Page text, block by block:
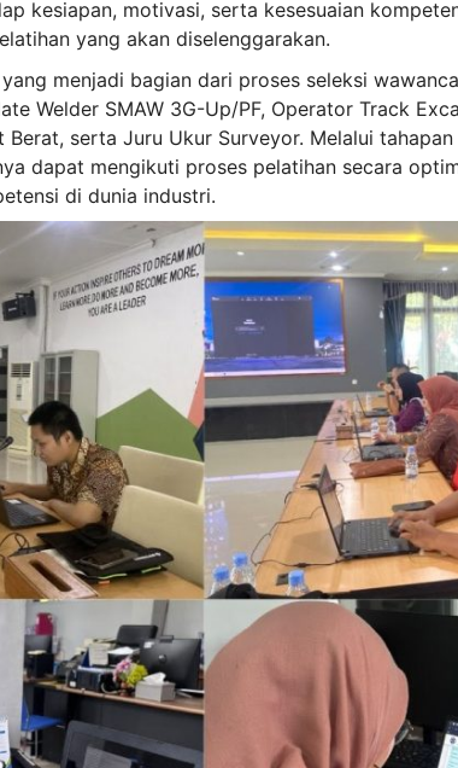
kesiapan, motivasi, serta kesesuaian
yang akan diselenggarakan.
menjadi bagian dari proses seleksi
Welder SMAW 3G-Up/PF, Operator Track
serta Juru Ukur Surveyor. Melalui
dapat mengikuti proses pelatihan secara
di dunia industri.